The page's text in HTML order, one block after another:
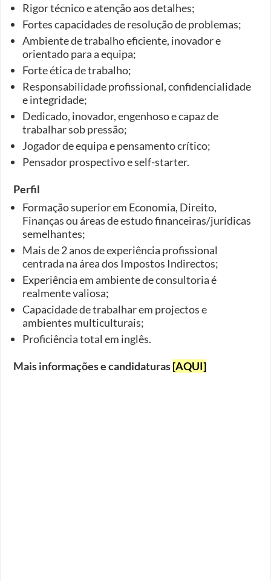
Rigor técnico e atenção aos detalhes;
Fortes capacidades de resolução de problemas;
Ambiente de trabalho eficiente, inovador e
orientado para a equipa;
Forte ética de trabalho;
Responsabilidade profissional, confidencialidade
e integridade;
Dedicado, inovador, engenhoso e capaz de
trabalhar sob pressão;
Jogador de equipa e pensamento crítico;
Pensador prospectivo e self-starter.
Perfil
Formação superior em Economia, Direito,
Finanças ou áreas de estudo financeiras/jurídicas
semelhantes;
Mais de 2 anos de experiência profissional
centrada na área dos Impostos Indirectos;
Experiência em ambiente de consultoria é
realmente valiosa;
Capacidade de trabalhar em projectos e
ambientes multiculturais;
Proficiência total em inglês.
Mais informações e candidaturas[AQUI]